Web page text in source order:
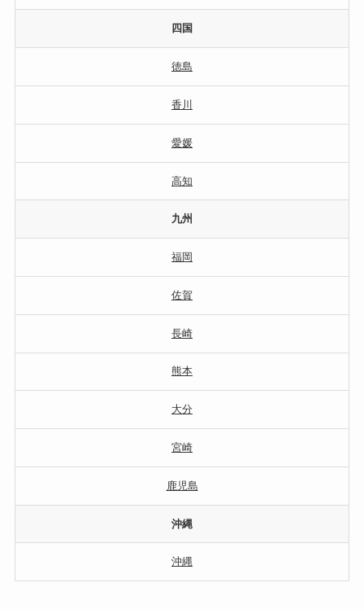
四国
徳島
香川
愛媛
高知
九州
福岡
佐賀
長崎
熊本
大分
宮崎
鹿児島
沖縄
沖縄